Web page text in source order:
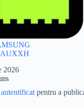
2026
autentificatpentru a